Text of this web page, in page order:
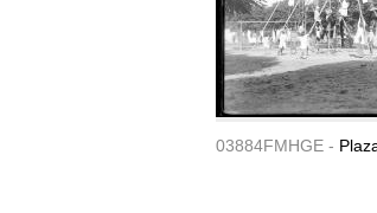
03884FMHGE -